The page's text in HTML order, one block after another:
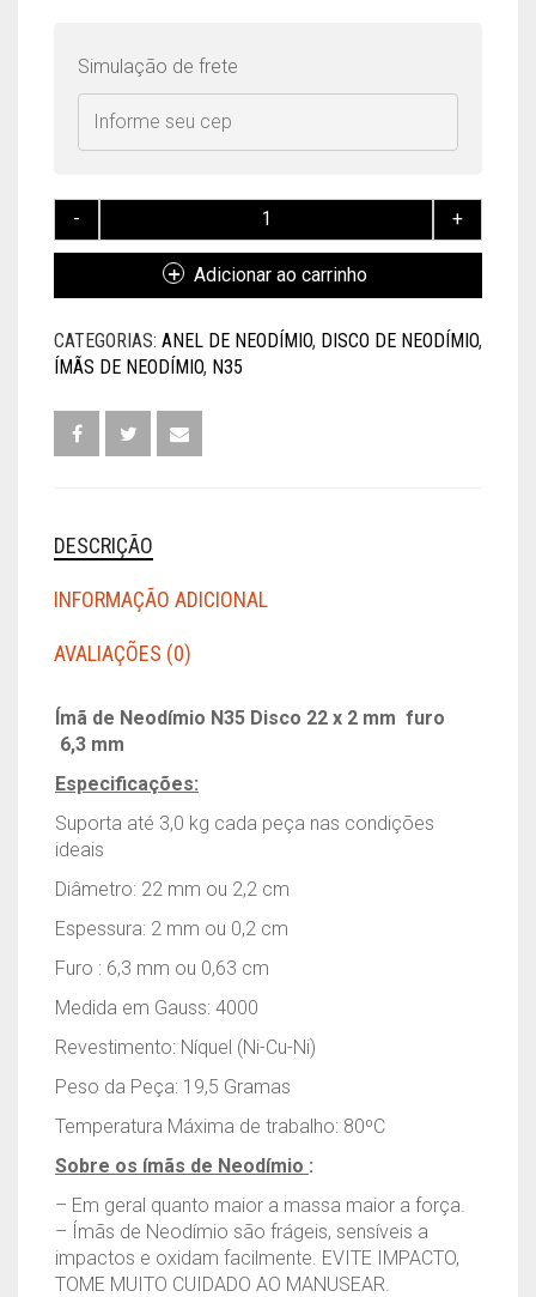
Simulação de frete
DE
22
X
MM
FURO
Adicionar ao carrinho
CATEGORIAS: ANEL DE NEODÍMIO, DISCO DE NEODÍMIO,
ÍMÃS DE NEODÍMIO, N35
DESCRIÇÃO
INFORMAÇÃO ADICIONAL
AVALIAÇÕES (0)
Ímã de Neodímio N35 Disco 22 x 2 mm furo
6,3 mm
Especificações:
Suporta até 3,0 kg cada peça nas condições
ideais
Diâmetro: 22 mm ou 2,2 cm
Espessura: 2 mm ou 0,2 cm
Furo : 6,3 mm ou 0,63 cm
Medida em Gauss: 4000
Revestimento: Níquel (Ni-Cu-Ni)
Peso da Peça: 19,5 Gramas
Temperatura Máxima de trabalho: 80ºC
Sobre os ímãs de Neodímio :
– Em geral quanto maior a massa maior a força.
– Ímãs de Neodímio são frágeis, sensíveis a
impactos e oxidam facilmente. EVITE IMPACTO,
TOME MUITO CUIDADO AO MANUSEAR.